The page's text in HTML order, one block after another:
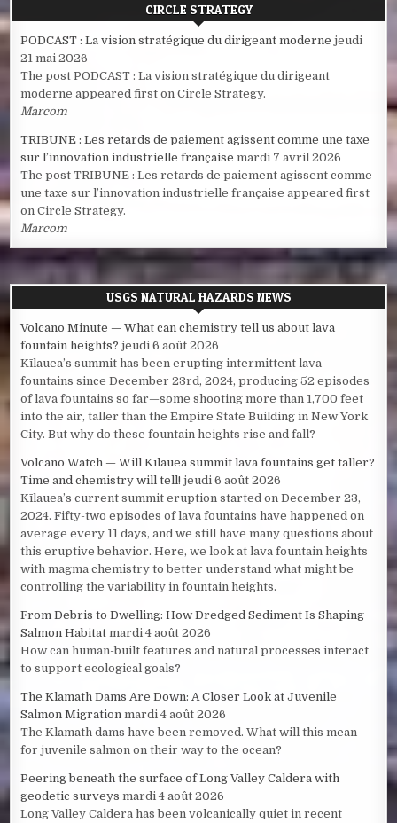
CIRCLE STRATEGY
PODCAST : La vision stratégique du dirigeant moderne jeudi
21 mai 2026
The post PODCAST : La vision stratégique du dirigeant
moderne appeared first on Circle Strategy.
Marcom
TRIBUNE : Les retards de paiement agissent comme une taxe
sur l’innovation industrielle française mardi 7 avril 2026
The post TRIBUNE : Les retards de paiement agissent comme
une taxe sur l’innovation industrielle française appeared first
on Circle Strategy.
Marcom
USGS NATURAL HAZARDS NEWS
Volcano Minute — What can chemistry tell us about lava
fountain heights? jeudi 6 août 2026
Kīlauea’s summit has been erupting intermittent lava
fountains since December 23rd, 2024, producing 52 episodes
of lava fountains so far—some shooting more than 1,700 feet
into the air, taller than the Empire State Building in New York
City. But why do these fountain heights rise and fall?
Volcano Watch — Will Kīlauea summit lava fountains get taller?
Time and chemistry will tell! jeudi 6 août 2026
Kīlauea’s current summit eruption started on December 23,
2024. Fifty-two episodes of lava fountains have happened on
average every 11 days, and we still have many questions about
this eruptive behavior. Here, we look at lava fountain heights
with magma chemistry to better understand what might be
controlling the variability in fountain heights.
From Debris to Dwelling: How Dredged Sediment Is Shaping
Salmon Habitat mardi 4 août 2026
How can human-built features and natural processes interact
to support ecological goals?
The Klamath Dams Are Down: A Closer Look at Juvenile
Salmon Migration mardi 4 août 2026
The Klamath dams have been removed. What will this mean
for juvenile salmon on their way to the ocean?
Peering beneath the surface of Long Valley Caldera with
geodetic surveys mardi 4 août 2026
Long Valley Caldera has been volcanically quiet in recent